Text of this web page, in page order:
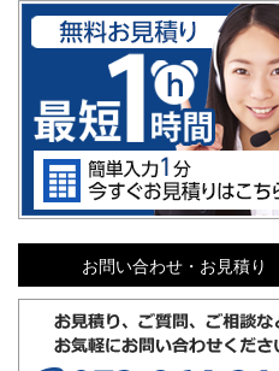
お問い合わせ・お見積り